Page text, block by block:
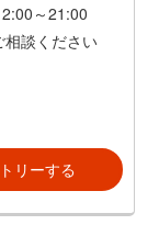
～21:00
相談ください
リーする